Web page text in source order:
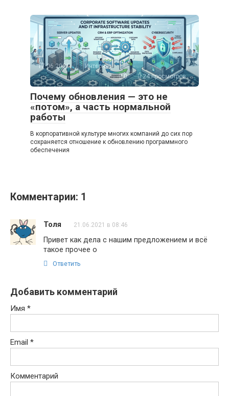
17.06.2026
Интернет
0
24 просмотров
Почему обновления — это не
«потом», а часть нормальной
работы
В корпоративной культуре многих компаний до сих пор
сохраняется отношение к обновлению программного
обеспечения
Комментарии: 1
Толя 21.06.2021 в 08:46
Привет как дела с нашим предложением и всё
такое прочее о
Ответить
Добавить комментарий
Имя *
Email *
Комментарий